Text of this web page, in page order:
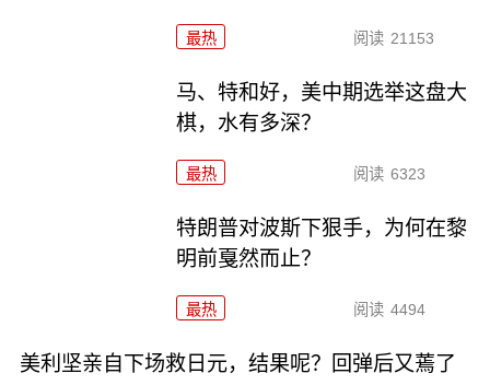
最热 阅读 21153
马、特和好，美中期选举这盘大
棋，水有多深？
最热 阅读 6323
特朗普对波斯下狠手，为何在黎
明前戛然而止？
最热 阅读 4494
美利坚亲自下场救日元，结果呢？回弹后又蔫了